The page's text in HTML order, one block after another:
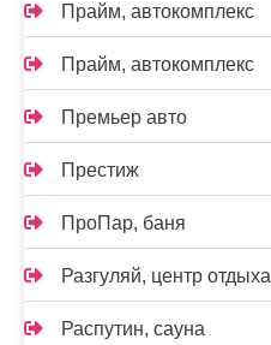
Прайм, автокомплекс
Прайм, автокомплекс
Премьер авто
Престиж
ПроПар, баня
Разгуляй, центр отдыха
Распутин, сауна